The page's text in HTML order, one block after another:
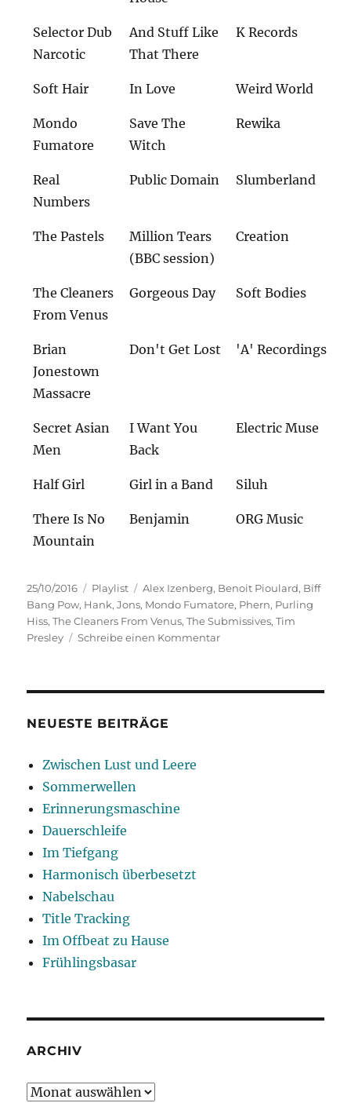
Selector Dub
Narcotic
And Stuff Like
That There
K Records
Soft Hair In Love Weird World
Mondo
Fumatore
Save The
Witch
Rewika
Real
Numbers
Public Domain Slumberland
The Pastels
Million Tears
(BBC session)
Creation
The Cleaners
From Venus
Gorgeous Day Soft Bodies
Brian
Jonestown
Massacre
Don't Get Lost 'A' Recordings
Secret Asian
Men
I Want You
Back
Electric Muse
Half Girl Girl in a Band Siluh
There Is No
Mountain
Benjamin ORG Music
Veröffentlicht
am
25/10/2016 Kategorien
Playlist Schlagwörter
Alex Izenberg, Benoit Pioulard, Biff
Bang Pow, Hank,Jons, Mondo Fumatore, Phern, Purling
Hiss,The Cleaners From Venus,The Submissives,Tim
Presley
Schreibe einen Kommentarzu
NEUESTE BEITRÄGE
Zwischen Lust und Leere
Sommerwellen
Erinnerungsmaschine
Dauerschleife
Im Tiefgang
Harmonisch überbesetzt
Nabelschau
Title Tracking
Im Offbeat zu Hause
Frühlingsbasar
ARCHIV
Archiv